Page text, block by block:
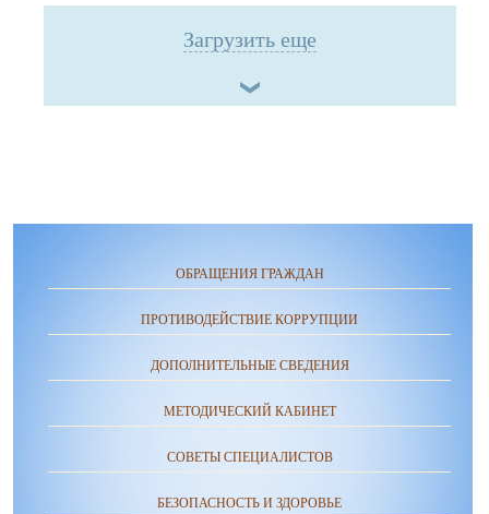
Загрузить еще
ОБРАЩЕНИЯ ГРАЖДАН
ПРОТИВОДЕЙСТВИЕ КОРРУПЦИИ
ДОПОЛНИТЕЛЬНЫЕ СВЕДЕНИЯ
МЕТОДИЧЕСКИЙ КАБИНЕТ
СОВЕТЫ СПЕЦИАЛИСТОВ
БЕЗОПАСНОСТЬ И ЗДОРОВЬЕ